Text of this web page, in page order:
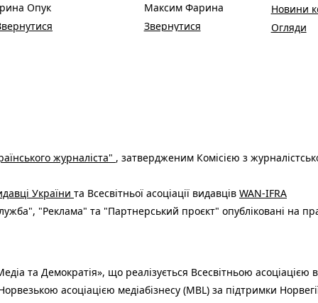
Опук
Максим Фарина
Звернутися
Новини
Огляди
журналіста" , затвердженим Комісією з
України та Всесвітньої асоціації видавців WAN-IFRA
"Реклама" та "Партнерський проєкт" опубліковані на
та Демократія», що реалізується Всесвітньою асоціацією
асоціацією медіабізнесу (MBL) за підтримки